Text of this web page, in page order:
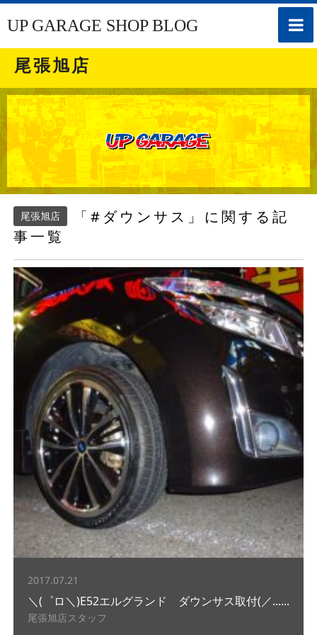
toggle
UP GARAGE SHOP BLOG
尾張旭店
尾張旭店
「#ダウンサス」に関する記
事一覧
2017.07.21
＼(゜ロ＼)E52エルグランド ダウンサス取付(／......
尾張旭店スタッフ